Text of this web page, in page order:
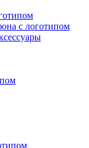
с логотипом